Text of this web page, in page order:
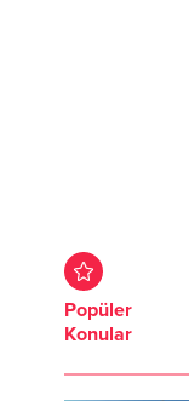
Popüler
Konular